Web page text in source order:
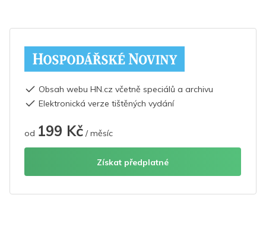
Obsah webu HN.cz včetně speciálů a archivu
Elektronická verze tištěných vydání
od 199 Kč / měsíc
Získat předplatné